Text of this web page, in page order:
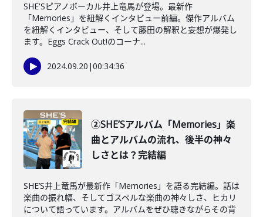
SHE'Sピアノボーカル井上竜馬が登場。最新作
「Memories」を紐解くインタビュー前編。傑作アルバム
を紐解くインタビュー、そして藤田の解釈と妄想が爆発し
ます。Eggs Crack Out!のコーナ...
2024.09.20 |00:34:36
②SHE’Sアルバム「Memories」楽
曲とアルバムの流れ、後半の神々
しさとは？完結編
SHE’S井上竜馬が最新作「Memories」を語る完結編。話は
楽曲の振れ幅、そしてゴスペルな楽曲の神々しさ、ヒカリ
について語っています。アルバムをぜひ聴きながらその背